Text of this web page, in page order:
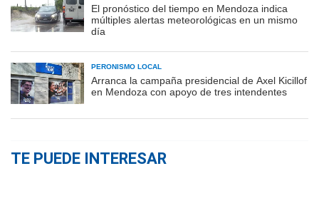
El pronóstico del tiempo en Mendoza indica
múltiples alertas meteorológicas en un mismo
día
PERONISMO LOCAL
Arranca la campaña presidencial de Axel Kicillof
en Mendoza con apoyo de tres intendentes
TE PUEDE INTERESAR